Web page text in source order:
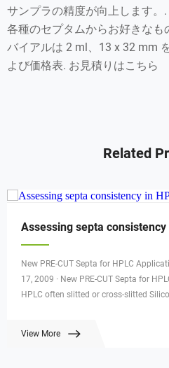
サンプラの精度が向上します
各種のセプタムからお好きなも
バイアルは 2 ml、13 x 32 mm
よび価格表. お見積りはこちら
Related
Assessing septa consistency
New PRE-CUT Septa for HPLC
17, 2009 · New PRE-CUT Septa for HPLC Applications. Mar 17 2009. In
HPLC often slitted or cross-slitted
View More